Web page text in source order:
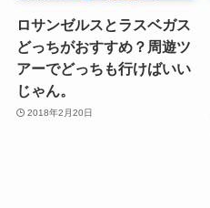
ロサンゼルスとラスベガス
どっちがおすすめ？周遊ツ
アーでどっちも行けばいい
じゃん。
2018年2月20日